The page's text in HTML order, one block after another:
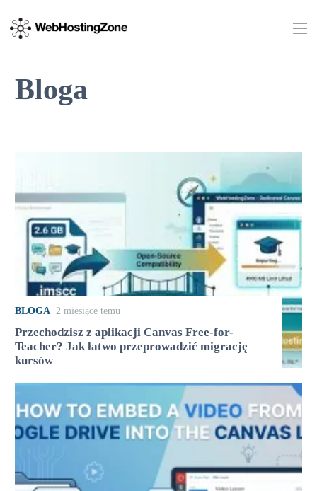
Bloga
BLOGA 2 miesiące temu
Przechodzisz z aplikacji Canvas Free-for-
Teacher? Jak łatwo przeprowadzić migrację
kursów